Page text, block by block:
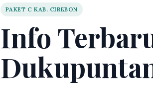
PAKET C KAB. CIREBON
Info